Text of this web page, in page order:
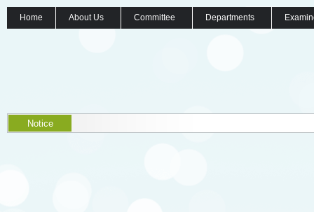
Home About Us Committee Departments
Notice